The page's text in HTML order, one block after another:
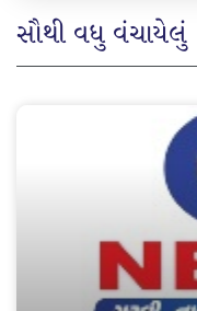
સૌથી વધુ વંચાયેલું